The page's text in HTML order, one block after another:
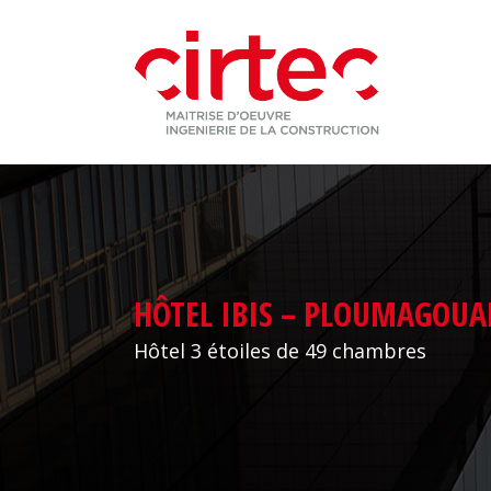
CIRTEC INGÉNIERIE
GBI CONTRACTANT GÉNÉRAL
HÔTEL IBIS –
Hôtel 3 étoiles de 49 chambres